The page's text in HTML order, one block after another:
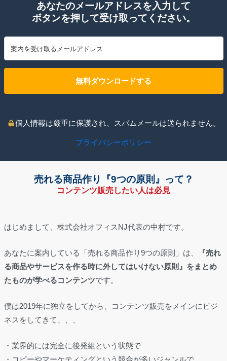
あなたのメールアドレスを入力して
ボタンを押して受け取ってください。
無料ダウンロードする
個人情報は厳重に保護され、スパムメールは送られません。
プライバシーポリシー
売れる商品作り『9つの原則』って？
コンテンツ販売したい人は必見
はじめまして、株式会社オフィスNJ代表の中村です。
あなたに案内している「売れる商品作り9つの原則」は、
『売れ
る商品やサービスを作る時に外してはいけない原則』をまとめ
たものが学べるコンテンツです。
僕は2019年に独立をしてから、コンテンツ販売をメインにビジ
ネスをしてきて、、、
・業界的には完全に後発組という状態で